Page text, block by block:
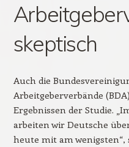
skeptisch
Auch die
Arbeitgeberverbände
Ergebnissen der Studie.
arbeiten wir Deutsche
heute mit am wenigsten“,